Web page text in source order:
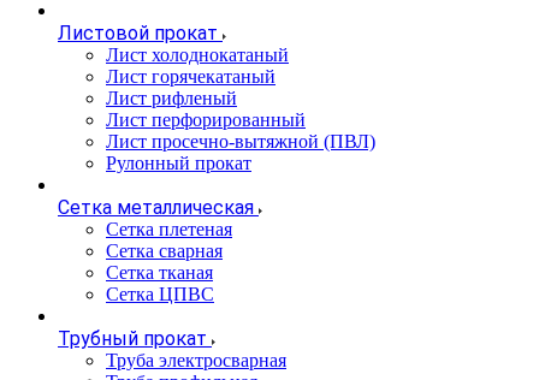
Листовой прокат
Лист холоднокатаный
Лист горячекатаный
Лист рифленый
Лист перфорированный
Лист просечно-вытяжной (ПВЛ)
Рулонный прокат
Сетка металлическая
Сетка плетеная
Сетка сварная
Сетка тканая
Сетка ЦПВС
Трубный прокат
Труба электросварная